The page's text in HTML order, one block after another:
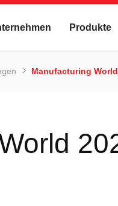
Produkte
Manufacturing